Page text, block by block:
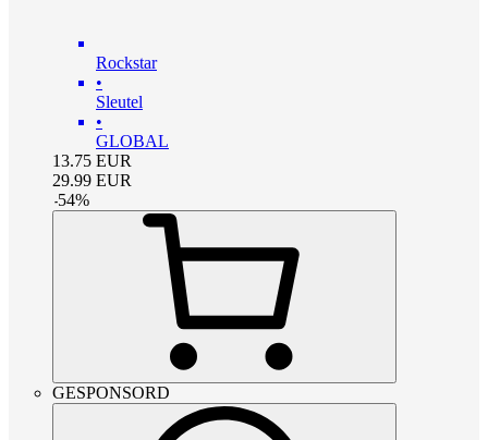
Rockstar
•
Sleutel
•
GLOBAL
13.75 EUR
29.99 EUR
-54%
GESPONSORD